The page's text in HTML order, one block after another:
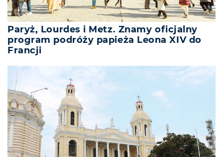
Paryż, Lourdes i Metz. Znamy oficjalny
program podróży papieża Leona XIV do
Francji